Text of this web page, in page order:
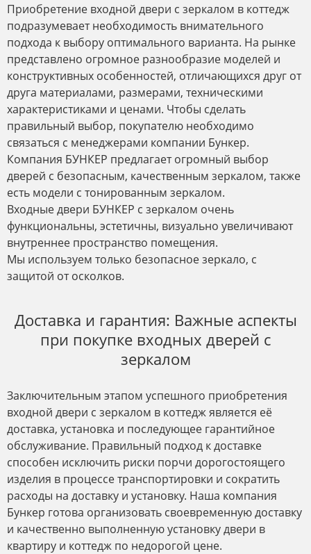
Приобретение входной двери с зеркалом в коттедж
подразумевает необходимость внимательного
подхода к выбору оптимального варианта. На рынке
представлено огромное разнообразие моделей и
конструктивных особенностей, отличающихся друг от
друга материалами, размерами, техническими
характеристиками и ценами. Чтобы сделать
правильный выбор, покупателю необходимо
связаться с менеджерами компании Бункер.
Компания БУНКЕР предлагает огромный выбор
дверей с безопасным, качественным зеркалом, также
есть модели с тонированным зеркалом.
Входные двери БУНКЕР с зеркалом очень
функциональны, эстетичны, визуально увеличивают
внутреннее пространство помещения.
Мы используем только безопасное зеркало, с
защитой от осколков.
Доставка и гарантия: Важные аспекты
при покупке входных дверей с
зеркалом
Заключительным этапом успешного приобретения
входной двери с зеркалом в коттедж является её
доставка, установка и последующее гарантийное
обслуживание. Правильный подход к доставке
способен исключить риски порчи дорогостоящего
изделия в процессе транспортировки и сократить
расходы на доставку и установку. Наша компания
Бункер готова организовать своевременную доставку
и качественно выполненную установку двери в
квартиру и коттедж по недорогой цене.